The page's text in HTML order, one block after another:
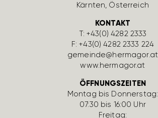
Kärnten, Öster­reich
KONTAKT
T:+43(0) 4282 2333
F: +43(0) 4282 2333 224
gemeinde@hermagor.at
www.hermagor.at
ÖFFNUNGSZEITEN
Montag bis Donnerstag:
07:30 bis 16:00 Uhr
Freitag: